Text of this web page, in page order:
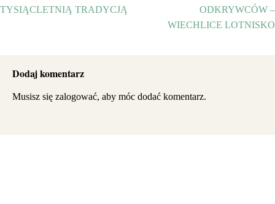
TYSIĄCLETNIĄ TRADYCJĄ
ODKRYWCÓW –
WIECHLICE LOTNISKO
Dodaj komentarz
Musisz się zalogować, aby móc dodać komentarz.